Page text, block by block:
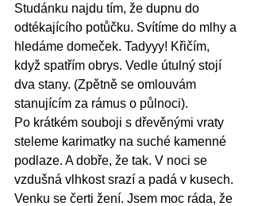
Studánku najdu tím, že dupnu do
odtékajícího potůčku. Svítíme do mlhy a
hledáme domeček. Tadyyy! Křičím,
když spatřím obrys. Vedle útulný stojí
dva stany. (Zpětně se omlouvám
stanujícím za rámus o půlnoci).
Po krátkém souboji s dřevěnými vraty
steleme karimatky na suché kamenné
podlaze. A dobře, že tak. V noci se
vzdušná vlhkost srazí a padá v kusech.
Venku se čerti žení. Jsem moc ráda, že